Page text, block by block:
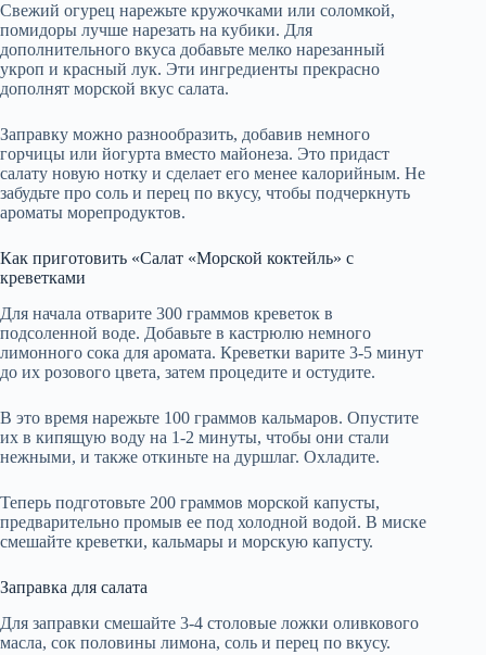
Свежий огурец нарежьте кружочками или соломкой,
помидоры лучше нарезать на кубики. Для
дополнительного вкуса добавьте мелко нарезанный
укроп и красный лук. Эти ингредиенты прекрасно
дополнят морской вкус салата.
Заправку можно разнообразить, добавив немного
горчицы или йогурта вместо майонеза. Это придаст
салату новую нотку и сделает его менее калорийным. Не
забудьте про соль и перец по вкусу, чтобы подчеркнуть
ароматы морепродуктов.
Как приготовить «Салат «Морской коктейль» с
креветками
Для начала отварите 300 граммов креветок в
подсоленной воде. Добавьте в кастрюлю немного
лимонного сока для аромата. Креветки варите 3-5 минут
до их розового цвета, затем процедите и остудите.
В это время нарежьте 100 граммов кальмаров. Опустите
их в кипящую воду на 1-2 минуты, чтобы они стали
нежными, и также откиньте на дуршлаг. Охладите.
Теперь подготовьте 200 граммов морской капусты,
предварительно промыв ее под холодной водой. В миске
смешайте креветки, кальмары и морскую капусту.
Заправка для салата
Для заправки смешайте 3-4 столовые ложки оливкового
масла, сок половины лимона, соль и перец по вкусу.